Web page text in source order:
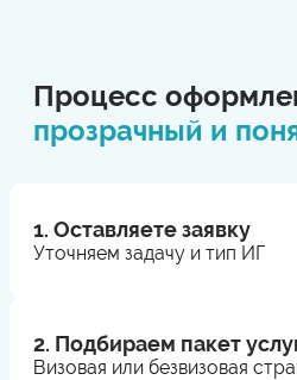
Процесс
прозрачный и
1. Оставляете заявку
Уточняем задачу и тип ИГ
2. Подбираем пакет
Визовая или безвизовая